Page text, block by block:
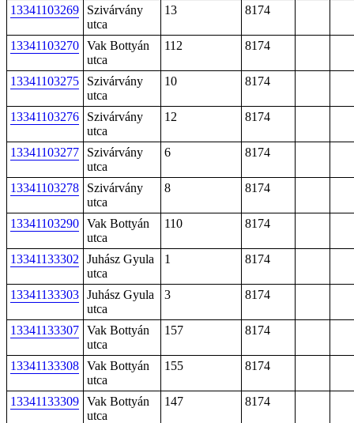
13341103269
Szivárvány
utca
13 8174
13341103270 Vak Bottyán
utca
112 8174
13341103275
Szivárvány
utca
10 8174
13341103276
Szivárvány
utca
12 8174
13341103277
Szivárvány
utca
6 8174
13341103278
Szivárvány
utca
8 8174
13341103290 Vak Bottyán
utca
110 8174
13341133302
Juhász Gyula
utca
1 8174
13341133303 Juhász Gyula
utca
3 8174
13341133307 Vak Bottyán
utca
157 8174
13341133308 Vak Bottyán
utca
155 8174
13341133309 Vak Bottyán
utca
147 8174